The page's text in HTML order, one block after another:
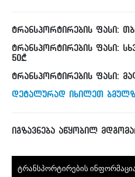
ტრანსპორტირების ფასი:
ტრანსპორტირების ფასი:
50₾
ტრანსპორტირების ფასი:
დეტალურად იხილეთ
ᲘᲒᲖᲐᲕᲜᲔᲑᲐ ᲐᲬᲧᲝᲑᲘᲚ
ᲢᲠᲐᲜᲡᲞᲝᲠᲢᲘᲠᲔᲑᲘᲡ